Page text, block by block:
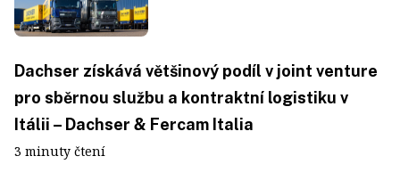
Dachser získává většinový podíl v joint venture
pro sběrnou službu a kontraktní logistiku v
Itálii – Dachser & Fercam Italia
3 minuty čtení